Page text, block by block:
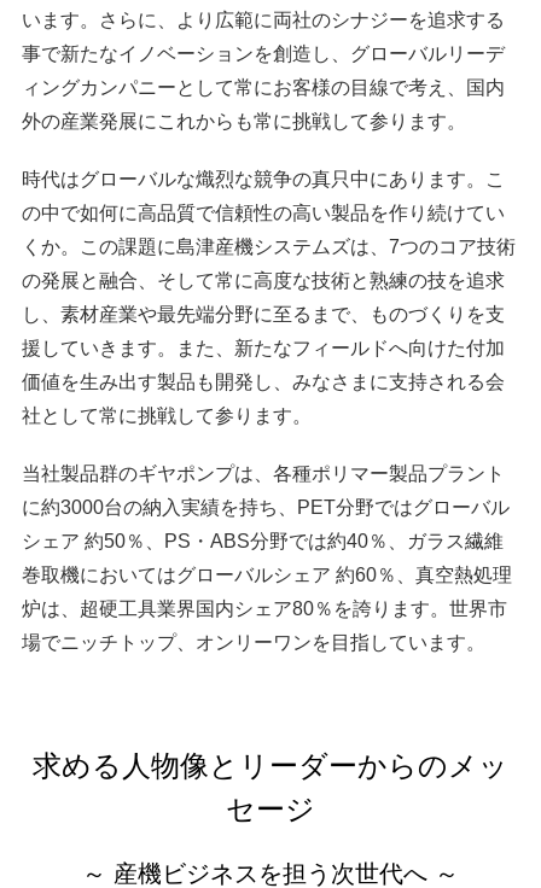
います。さらに、より広範に両社のシナジーを追求する
事で新たなイノベーションを創造し、グローバルリーデ
ィングカンパニーとして常にお客様の目線で考え、国内
外の産業発展にこれからも常に挑戦して参ります。
時代はグローバルな熾烈な競争の真只中にあります。こ
の中で如何に高品質で信頼性の高い製品を作り続けてい
くか。この課題に島津産機システムズは、7つのコア技術
の発展と融合、そして常に高度な技術と熟練の技を追求
し、素材産業や最先端分野に至るまで、ものづくりを支
援していきます。また、新たなフィールドへ向けた付加
価値を生み出す製品も開発し、みなさまに支持される会
社として常に挑戦して参ります。
当社製品群のギヤポンプは、各種ポリマー製品プラント
に約3000台の納入実績を持ち、PET分野ではグローバル
シェア 約50％、PS・ABS分野では約40％、ガラス繊維
巻取機においてはグローバルシェア 約60％、真空熱処理
炉は、超硬工具業界国内シェア80％を誇ります。世界市
場でニッチトップ、オンリーワンを目指しています。
求める人物像とリーダーからのメッ
セージ
～ 産機ビジネスを担う次世代へ ～